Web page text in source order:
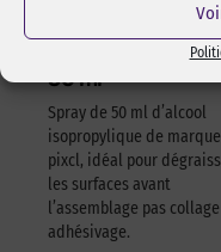
Alcool
by-pixcl en spray
50 ml
Spray de 50 ml d’alcool
isopropylique de marque
pixcl, idéal pour
les surfaces avant
l’assemblage pas
adhésivage.